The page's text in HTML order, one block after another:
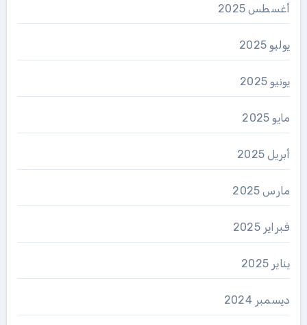
أغسطس 2025
يوليو 2025
يونيو 2025
مايو 2025
أبريل 2025
مارس 2025
فبراير 2025
يناير 2025
ديسمبر 2024